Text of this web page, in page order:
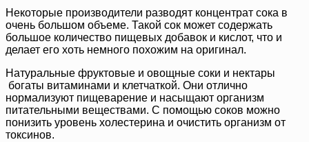
Некоторые производители разводят концентрат сока в
очень большом объеме. Такой сок может содержать
большое количество пищевых добавок и кислот, что и
делает его хоть немного похожим на оригинал.
Натуральные фруктовые и овощные соки и нектары
богаты витаминами и клетчаткой. Они отлично
нормализуют пищеварение и насыщают организм
питательными веществами. С помощью соков можно
понизить уровень холестерина и очистить организм от
токсинов.